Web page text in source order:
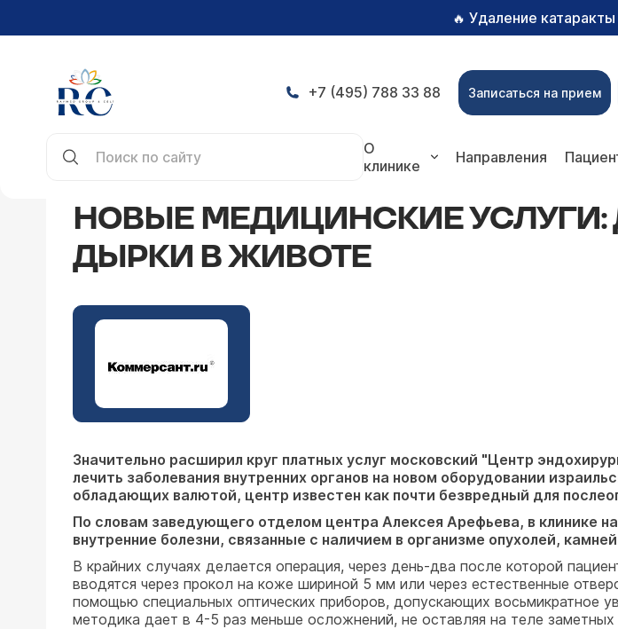
🔥 Удаление
+7 (495) 788 33 88 Записаться на прием
О
клинике
Направления
НОВЫЕ МЕДИЦИНСКИЕ
ДЫРКИ В ЖИВОТЕ
Значительно расширил круг платных услуг московский "Центр
лечить заболевания внутренних органов на новом оборудовании
обладающих валютой, центр известен как почти безвредный для
По словам заведующего отделом центра Алексея Арефьева, в клинике
внутренние болезни, связанные с наличием в организме опухолей,
В крайних случаях делается операция, через день-два после которой
вводятся через прокол на коже шириной 5 мм или через естественные
помощью специальных оптических приборов, допускающих восьмикратное
методика дает в 4-5 раз меньше осложнений, не оставляя на теле заметных